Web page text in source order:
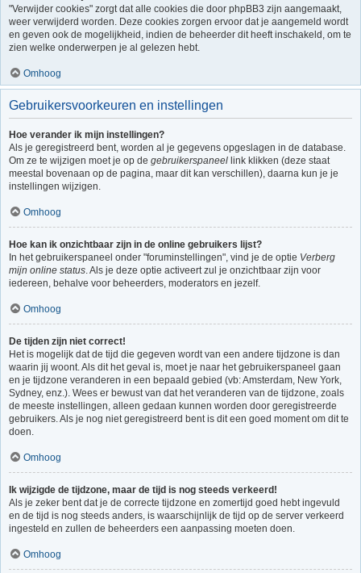
"Verwijder cookies" zorgt dat alle cookies die door phpBB3 zijn aangemaakt,
weer verwijderd worden. Deze cookies zorgen ervoor dat je aangemeld wordt
en geven ook de mogelijkheid, indien de beheerder dit heeft inschakeld, om te
zien welke onderwerpen je al gelezen hebt.
Omhoog
Gebruikersvoorkeuren en instellingen
Hoe verander ik mijn instellingen?
Als je geregistreerd bent, worden al je gegevens opgeslagen in de database.
Om ze te wijzigen moet je op de gebruikerspaneel link klikken (deze staat
meestal bovenaan op de pagina, maar dit kan verschillen), daarna kun je je
instellingen wijzigen.
Omhoog
Hoe kan ik onzichtbaar zijn in de online gebruikers lijst?
In het gebruikerspaneel onder "foruminstellingen", vind je de optie Verberg
mijn online status. Als je deze optie activeert zul je onzichtbaar zijn voor
iedereen, behalve voor beheerders, moderators en jezelf.
Omhoog
De tijden zijn niet correct!
Het is mogelijk dat de tijd die gegeven wordt van een andere tijdzone is dan
waarin jij woont. Als dit het geval is, moet je naar het gebruikerspaneel gaan
en je tijdzone veranderen in een bepaald gebied (vb: Amsterdam, New York,
Sydney, enz.). Wees er bewust van dat het veranderen van de tijdzone, zoals
de meeste instellingen, alleen gedaan kunnen worden door geregistreerde
gebruikers. Als je nog niet geregistreerd bent is dit een goed moment om dit te
doen.
Omhoog
Ik wijzigde de tijdzone, maar de tijd is nog steeds verkeerd!
Als je zeker bent dat je de correcte tijdzone en zomertijd goed hebt ingevuld
en de tijd is nog steeds anders, is waarschijnlijk de tijd op de server verkeerd
ingesteld en zullen de beheerders een aanpassing moeten doen.
Omhoog